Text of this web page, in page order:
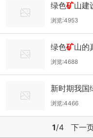
绿色矿山建
浏览:4953
绿色矿山的
浏览:4688
新时期我国
浏览:4466
1/4 下一